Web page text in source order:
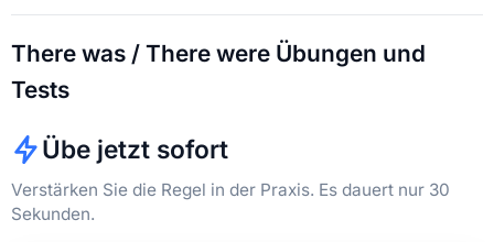
There was / There were Übungen und
Tests
Übe jetzt sofort
Verstärken Sie die Regel in der Praxis. Es dauert nur 30
Sekunden.